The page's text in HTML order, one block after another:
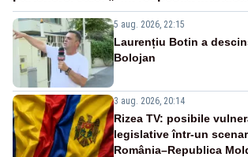
5 aug. 2026, 22:15
Laurențiu Botin a
Bolojan
3 aug. 2026, 20:14
Rizea TV: posibile
legislative într-un
România–Republica